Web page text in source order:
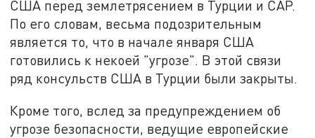
США перед землетрясением в Турции и САР.
По его словам, весьма подозрительным
является то, что в начале января США
готовились к некоей "угрозе". В этой связи
ряд консульств США в Турции были закрыты.
Кроме того, вслед за предупреждением об
угрозе безопасности, ведущие европейские